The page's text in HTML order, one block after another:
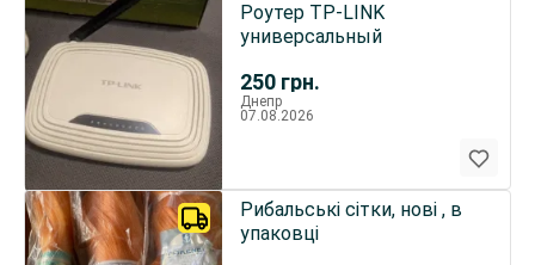
250 грн.
Роутер TP-LINK
универсальный
Днепр
07.08.2026
Рибальські сітки, нові , в
упаковці